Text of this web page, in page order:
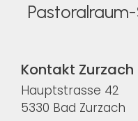
Kontakt Zurzach
Hauptstrasse 42
5330 Bad Zurzach